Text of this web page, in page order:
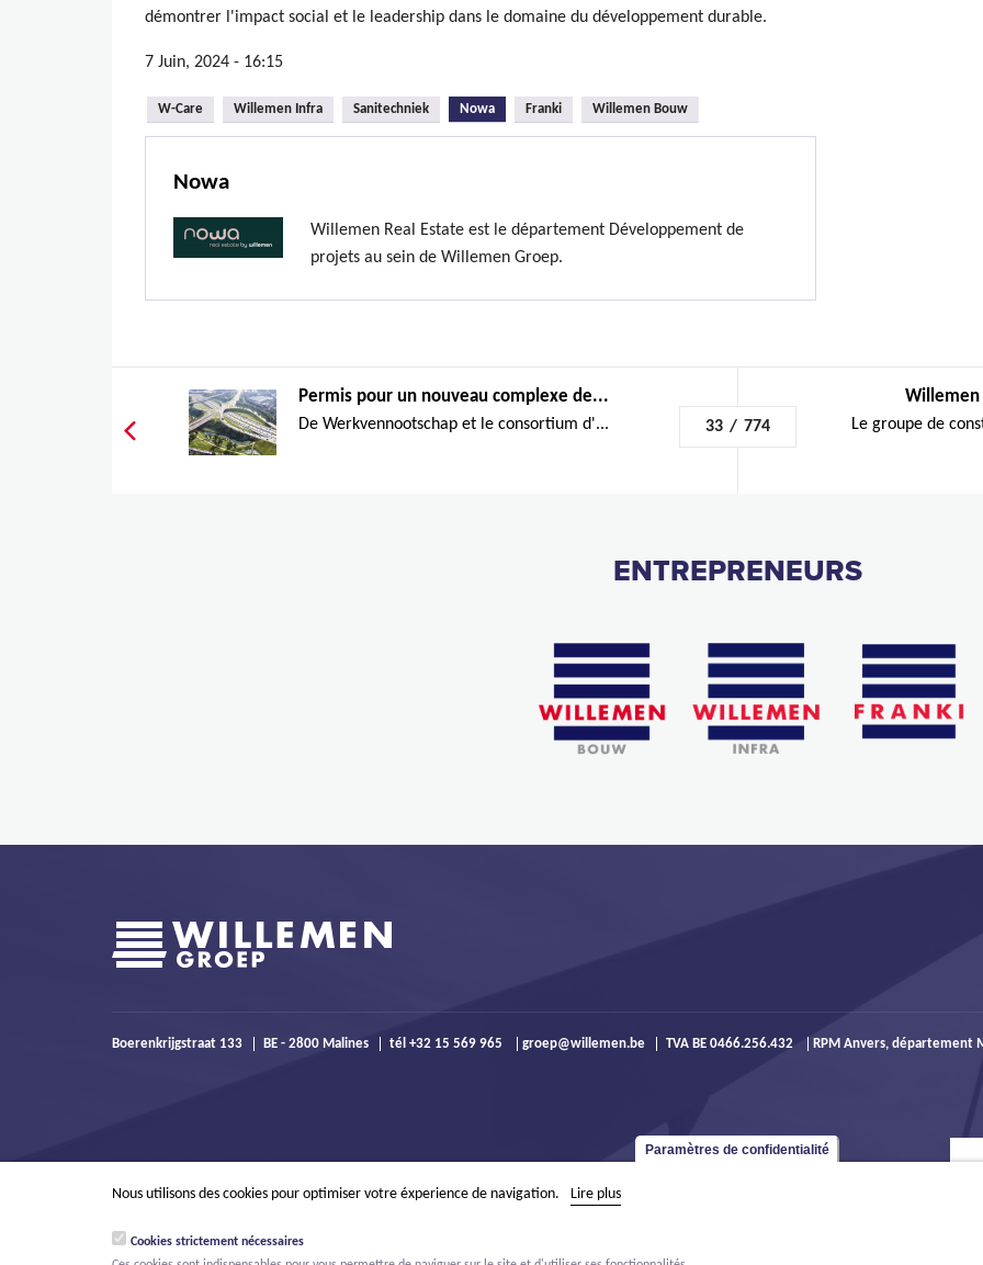
démontrer l'impact social et le leadership dans le domaine du développement durable.
7 Juin, 2024 - 16:15
W-Care Willemen Infra Sanitechniek Nowa (onglet actif)
Franki Willemen Bouw
Nowa
Willemen Real Estate est le département Développement de
projets au sein de Willemen Groep.
Permis pour un nouveau complexe de...
De Werkvennootschap et le consortium d'... 33 / 774
Willemen
Le groupe de
ENTREPRENEURS
Boerenkrijgstraat 133 BE - 2800 Malines tél +32 15 569 965 groep@willemen.be TVA BE 0466.256.432 RPM Anvers, département
Paramètres de confidentialité
Nous utilisons des cookies pour optimiser votre éxperience de navigation. Lire plus
Cookies strictement nécessaires